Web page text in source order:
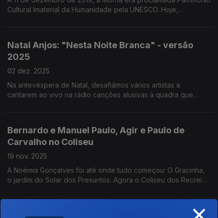
Cultural Imaterial da Humanidade pela UNESCO. Hoje,
Natal Anjos: "Nesta Noite Branca" - versão
2025
02 dez. 2025
Na antevéspera de Natal, desafiámos vários artistas a
cantarem ao vivo na rádio canções alusivas à quadra que
Bernardo e Manuel Paulo, Agir e Paulo de
Carvalho no Coliseu
19 nov. 2025
A Noémia Gonçalves foi até onde tudo começou: O Gracinha,
o jardim do Solar dos Presuntos. Agora o Coliseu dos Recreios
Gil do Carmo ao Vivo na Antena 1